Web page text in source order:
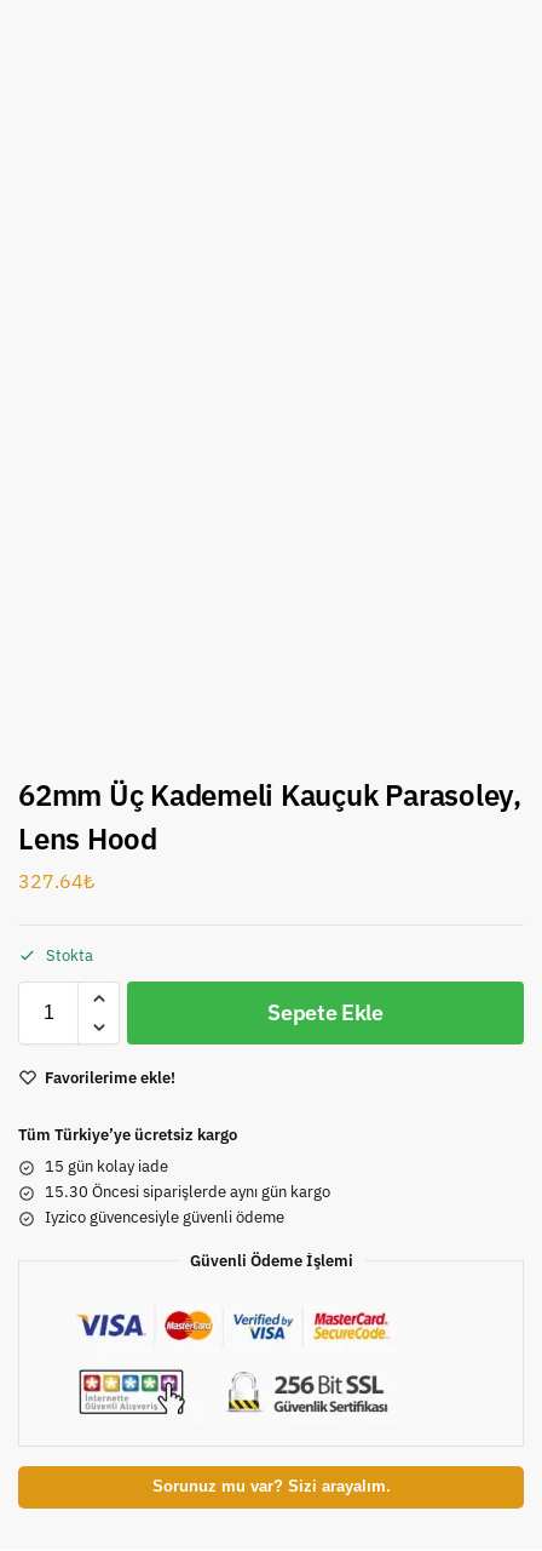
62mm Üç Kademeli Kauçuk Parasoley,
Lens Hood
327.64₺
Stokta
Sepete Ekle
Favorilerime ekle!
Tüm Türkiye’ye ücretsiz kargo
15 gün kolay iade
15.30 Öncesi siparişlerde aynı gün kargo
Iyzico güvencesiyle güvenli ödeme
Güvenli Ödeme İşlemi
Sorunuz mu var? Sizi arayalım.